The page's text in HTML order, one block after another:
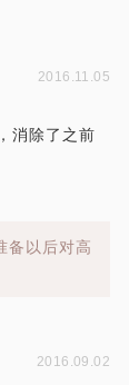
2016.11.05
消除了之前
备以后对高
2016.09.02